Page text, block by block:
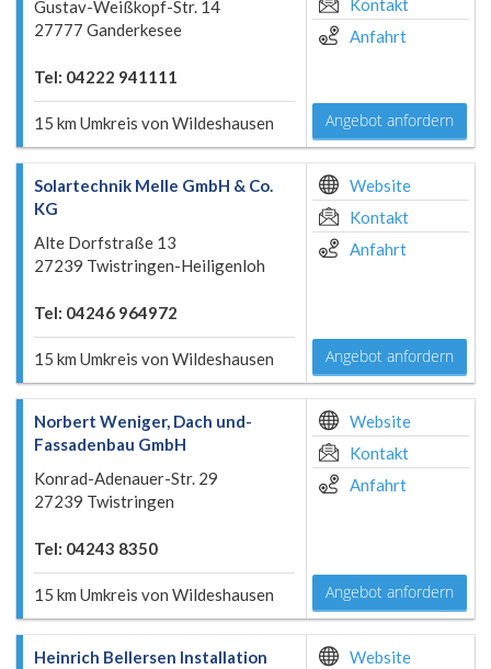
Gustav-Weißkopf-Str. 14
27777 Ganderkesee
Tel: 04222 941111
15 km Umkreis von Wildeshausen
Kontakt
Anfahrt
Angebot anfordern
Solartechnik Melle GmbH & Co.
KG
Alte Dorfstraße 13
27239 Twistringen-Heiligenloh
Tel: 04246 964972
15 km Umkreis von Wildeshausen
Website
Kontakt
Anfahrt
Angebot anfordern
Norbert Weniger, Dach und-
Fassadenbau GmbH
Konrad-Adenauer-Str. 29
27239 Twistringen
Tel: 04243 8350
15 km Umkreis von Wildeshausen
Website
Kontakt
Anfahrt
Angebot anfordern
Heinrich Bellersen Installation
Website